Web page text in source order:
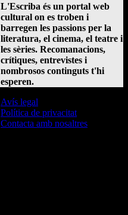
L'Escriba és un portal web
cultural on es troben i
barregen les passions per la
literatura, el cinema, el teatre i
les sèries. Recomanacions,
crítiques, entrevistes i
nombrosos continguts t'hi
esperen.
Avís legal
Política de privacitat
Contacta amb nosaltres